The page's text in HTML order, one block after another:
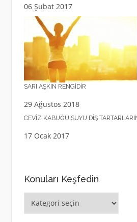
06 Şubat 2017
SARI AŞKIN RENGIDIR
29 Ağustos 2018
CEVIZ KABUĞU SUYU DIŞ
17 Ocak 2017
Konuları Keşfedin
Keşfedin